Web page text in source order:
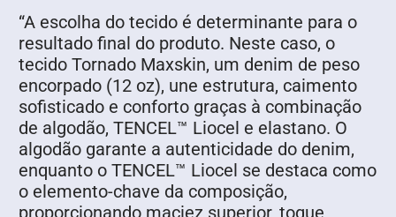
“A escolha do tecido é determinante para o
resultado final do produto. Neste caso, o
tecido Tornado Maxskin, um denim de peso
encorpado (12 oz), une estrutura, caimento
sofisticado e conforto graças à combinação
de algodão, TENCEL™ Liocel e elastano. O
algodão garante a autenticidade do denim,
enquanto o TENCEL™ Liocel se destaca como
o elemento-chave da composição,